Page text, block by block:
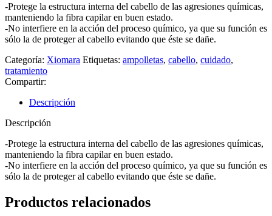
-Protege la estructura interna del cabello de las agresiones químicas,
manteniendo la fibra capilar en buen estado.
-No interfiere en la acción del proceso químico, ya que su función es
sólo la de proteger al cabello evitando que éste se dañe.
Categoría: Xiomara Etiquetas: ampolletas, cabello, cuidado,
tratamiento
Compartir:
Descripción
Descripción
-Protege la estructura interna del cabello de las agresiones químicas,
manteniendo la fibra capilar en buen estado.
-No interfiere en la acción del proceso químico, ya que su función es
sólo la de proteger al cabello evitando que éste se dañe.
Productos relacionados